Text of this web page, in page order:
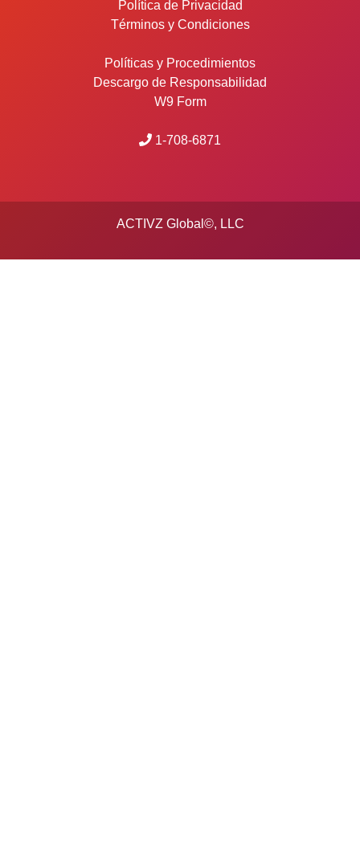
Política de Privacidad
Términos y Condiciones
Políticas y Procedimientos
Descargo de Responsabilidad
W9 Form
1-708-6871
ACTIVZ Global©, LLC